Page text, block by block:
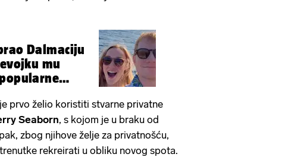
Dalmaciju
mu
prvo želio koristiti stvarne privatne
Seaborn, s kojom je u braku od
zbog njihove želje za privatnošću,
rekreirati u obliku novog spota.